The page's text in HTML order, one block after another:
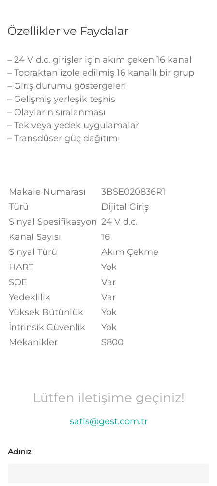
Özellikler ve Faydalar
– 24 V d.c. girişler için akım çeken 16 kanal
– Topraktan izole edilmiş 16 kanallı bir grup
– Giriş durumu göstergeleri
– Gelişmiş yerleşik teşhis
– Olayların sıralanması
– Tek veya yedek uygulamalar
– Transdüser güç dağıtımı
Makale Numarası
3BSE020836R1
Türü
Dijital Giriş
Sinyal Spesifikasyon 24 V d.c.
Kanal Sayısı
16
Sinyal Türü
Akım Çekme
HART
Yok
SOE
Var
Yedeklilik
Var
Yüksek Bütünlük
Yok
İntrinsik Güvenlik
Yok
Mekanikler
S800
Lütfen iletişime geçiniz!
satis@gest.com.tr
Adınız